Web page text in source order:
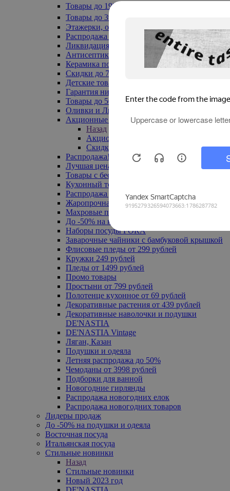
Товары до 199₽
Товары до 399₽
Этажерки, обувницы
Распродажа текстиля до -50%
Ликвидация до -70%
Антисептики
Керамика по 129 руб
Скидки до 70%
Детские товары
Гарантия низкой цены
Товары до 500 руб
Оливки и Лимоны
Акционные товары
Назад
Акционные товары
Скидка 20% по промокоду
Распродажа! Ульяновск до -70%
Лучшая цена
Товары с бесплатной доставкой
Кухонный текстиль
Распродажа до -50%
Жаропрочная посуда
Махровые полотенца
До -50% на ковры
Наборы посуды FORA
Заварочные чайники с бамбуковой крышкой
Флисовые пледы от 299 рублей
Кружки 249 рублей
Пледы от 1499 рублей
Промо товары
Простыни от 799 рублей
Полотенце кухонное от 69 рублей
Декоративные растения от 439 рублей
Декоративные наволочки и подушки
DE'NASTIA
DE'NASTIA Vintage
Ляган, Казан
Подушки и одеяла
Летняя распродажа до 50%
Чемоданы от 3998 рублей
Подборки для ванной
Новогодние гирлянды
Распродажа новогодних елок
Распродажа новогодних товаров
Лидеры продаж
До -50% на подушки и одеяла
Восточная посуда
Итальянская посуда
Стильные новинки
Назад
Стильные новинки
Новый 2023 год